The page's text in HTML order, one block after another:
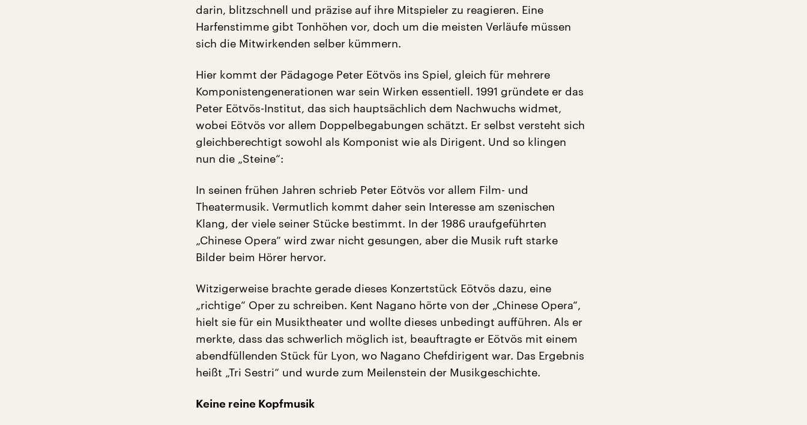
darin, blitzschnell und präzise auf ihre Mitspieler zu reagieren. Eine
Harfenstimme gibt Tonhöhen vor, doch um die meisten Verläufe müssen
sich die Mitwirkenden selber kümmern.
Hier kommt der Pädagoge Peter Eötvös ins Spiel, gleich für mehrere
Komponistengenerationen war sein Wirken essentiell. 1991 gründete er das
Peter Eötvös-Institut, das sich hauptsächlich dem Nachwuchs widmet,
wobei Eötvös vor allem Doppelbegabungen schätzt. Er selbst versteht sich
gleichberechtigt sowohl als Komponist wie als Dirigent. Und so klingen
nun die „Steine“:
In seinen frühen Jahren schrieb Peter Eötvös vor allem Film- und
Theatermusik. Vermutlich kommt daher sein Interesse am szenischen
Klang, der viele seiner Stücke bestimmt. In der 1986 uraufgeführten
„Chinese Opera“ wird zwar nicht gesungen, aber die Musik ruft starke
Bilder beim Hörer hervor.
Witzigerweise brachte gerade dieses Konzertstück Eötvös dazu, eine
„richtige“ Oper zu schreiben. Kent Nagano hörte von der „Chinese Opera“,
hielt sie für ein Musiktheater und wollte dieses unbedingt aufführen. Als er
merkte, dass das schwerlich möglich ist, beauftragte er Eötvös mit einem
abendfüllenden Stück für Lyon, wo Nagano Chefdirigent war. Das Ergebnis
heißt „Tri Sestri“ und wurde zum Meilenstein der Musikgeschichte.
Keine reine Kopfmusik